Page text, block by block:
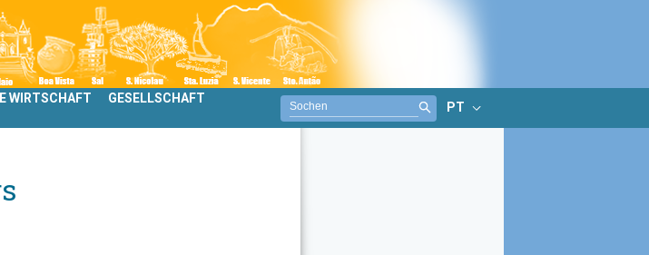
WIRTSCHAFT
GESELLSCHAFT
PT